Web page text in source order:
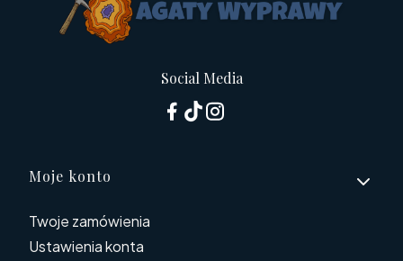
Social Media
Linki w stopce
Moje konto
Twoje zamówienia
Ustawienia konta